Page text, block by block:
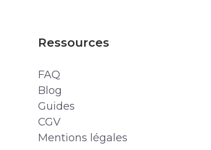
Ressources
FAQ
Blog
Guides
CGV
Mentions légales